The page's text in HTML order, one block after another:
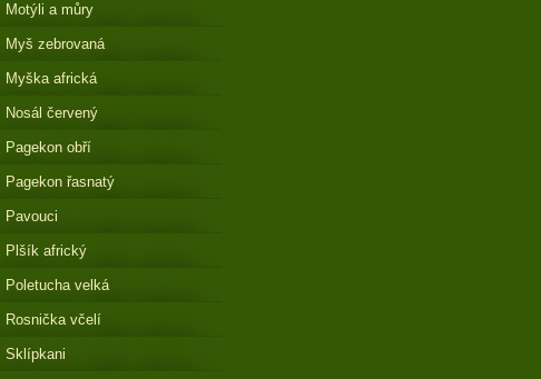
Motýli a můry
Myš zebrovaná
Myška africká
Nosál červený
Pagekon obří
Pagekon řasnatý
Pavouci
Plšík africký
Poletucha velká
Rosnička včelí
Sklípkani